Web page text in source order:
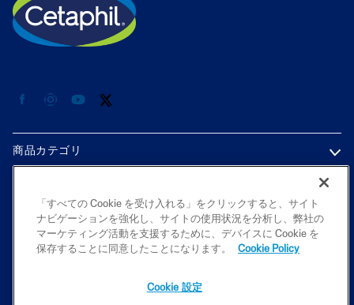
商品カテゴリ
プライバシーポリシー
2026 Galderma K.K. All rights reserved. All trademarks are the property
「すべての Cookie を受け入れる」をクリックすると、サイト
ナビゲーションを強化し、サイトの使用状況を分析し、弊社の
マーケティング活動を支援するために、デバイスに Cookie を
保存することに同意したことになります。
Cookie Policy
Cookie 設定